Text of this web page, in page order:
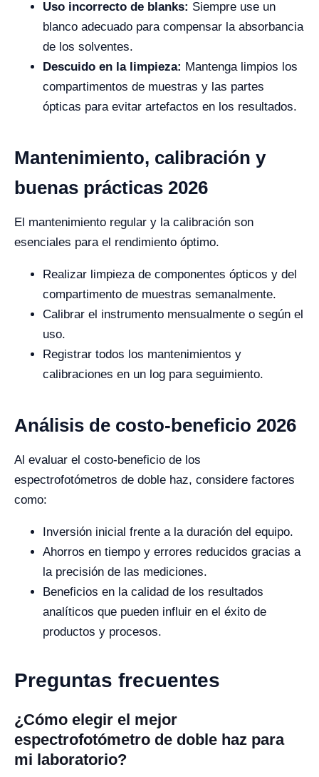
Uso incorrecto de blanks: Siempre use un
blanco adecuado para compensar la absorbancia
de los solventes.
Descuido en la limpieza: Mantenga limpios los
compartimentos de muestras y las partes
ópticas para evitar artefactos en los resultados.
Mantenimiento, calibración y
buenas prácticas 2026
El mantenimiento regular y la calibración son
esenciales para el rendimiento óptimo.
Realizar limpieza de componentes ópticos y del
compartimento de muestras semanalmente.
Calibrar el instrumento mensualmente o según el
uso.
Registrar todos los mantenimientos y
calibraciones en un log para seguimiento.
Análisis de costo-beneficio 2026
Al evaluar el costo-beneficio de los
espectrofotómetros de doble haz, considere factores
como:
Inversión inicial frente a la duración del equipo.
Ahorros en tiempo y errores reducidos gracias a
la precisión de las mediciones.
Beneficios en la calidad de los resultados
analíticos que pueden influir en el éxito de
productos y procesos.
Preguntas frecuentes
¿Cómo elegir el mejor
espectrofotómetro de doble haz para
mi laboratorio?